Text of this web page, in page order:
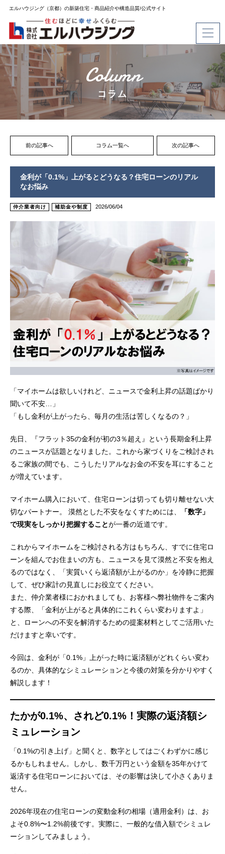
エルハウジング（京都）の新築住宅・商品紹介や構造品質/公式サイト
Column
コラム
前の記事へ コラム一覧へ 次の記事へ
金利が「0.1%」上がるとどうなる？住宅ローンのリアル
なお悩み
仲介業者向け 補助金や制度 2026/06/04
「マイホームは欲しいけれど、ニュースで金利上昇の話題ばかり
聞いて不安…」
「もし金利が上がったら、毎月の生活は苦しくなるの？」
先日、『フラット35の金利が初の3％超え』という長期金利上昇
のニュースが話題となりました。これから家づくりをご検討され
るご家族の間でも、こうしたリアルなお金の不安を耳にすること
が増えています。
マイホーム購入において、住宅ローンは切っても切り離せない大
切なパートナー。 漠然とした不安をなくすためには、
「数字」
で現実をしっかり把握することが一番の近道です。
これからマイホームをご検討される方はもちろん、すでに住宅ロ
ーンを組んでお住まいの方も、ニュースを見て漠然と不安を抱え
るのではなく、「実質いくら返済額が上がるのか」を冷静に把握
して、ぜひ家計の見直しにお役立てください。
また、仲介業者様におかれましても、お客様へ弊社物件をご案内
する際、「金利が上がると具体的にこれくらい変わりますよ」
と、ローンへの不安を解消するための提案材料としてご活用いた
だけますと幸いです。
今回は、金利が「0.1%」上がった時に返済額がどれくらい変わ
るのか、具体的なシミュレーションと今後の対策を分かりやすく
解説します！
たかが0.1%、されど0.1%！実際の返済額シ
ミュレーション
「0.1%の引き上げ」と聞くと、数字としてはごくわずかに感じ
るかもしれません。しかし、数千万円という金額を35年かけて
返済する住宅ローンにおいては、その影響は決して小さくありま
せん。
2026年現在の住宅ローンの変動金利の相場（適用金利）は、お
よそ0.8%〜1.2%前後です。実際に、一般的な借入額でシミュレ
ーションしてみましょう。